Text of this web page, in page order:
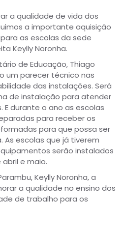
a qualidade de vida dos
a importante aquisição
as escolas da sede
Keylly Noronha.
de Educação, Thiago
um parecer técnico nas
das instalações. Será
de instalação para atender
durante o ano as escolas
para receber os
para que possa ser
As escolas que já tiverem
serão instalados
e maio.
Keylly Noronha, a
a qualidade no ensino dos
de trabalho para os